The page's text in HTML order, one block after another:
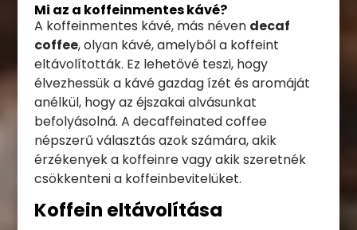
Mi az a koffeinmentes kávé?
A koffeinmentes kávé, más néven decaf
coffee, olyan kávé, amelyből a koffeint
eltávolították. Ez lehetővé teszi, hogy
élvezhessük a kávé gazdag ízét és aromáját
anélkül, hogy az éjszakai alvásunkat
befolyásolná. A decaffeinated coffee
népszerű választás azok számára, akik
érzékenyek a koffeinre vagy akik szeretnék
csökkenteni a koffeinbevitelüket.
Koffein eltávolítása